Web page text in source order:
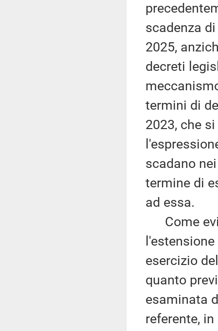
scadenza
2025,
decreti
termini di
2023, che
scadano
termine di
ad essa.
Come
esercizio
quanto
esaminata
referente,